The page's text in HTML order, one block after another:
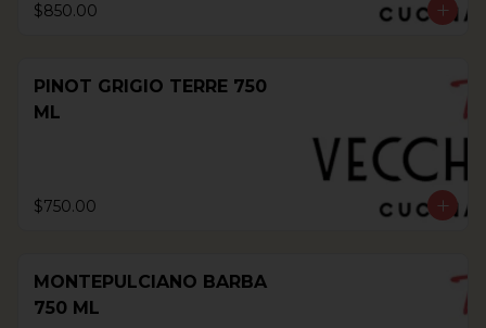
$850.00
PINOT GRIGIO TERRE 750
ML
$750.00
MONTEPULCIANO BARBA
750 ML